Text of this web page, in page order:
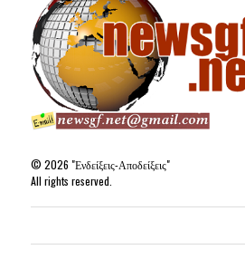
©2026 "Ενδείξεις-Αποδείξεις"
All rights reserved.